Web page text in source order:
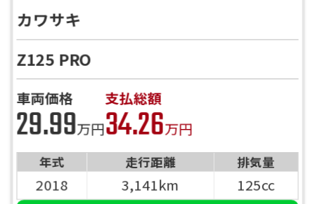
カワサキ
Z125 PRO
車両価格
29.99万円
支払総額
34.26万円
年式 走行距離 排気量
2018 3,141km 125cc